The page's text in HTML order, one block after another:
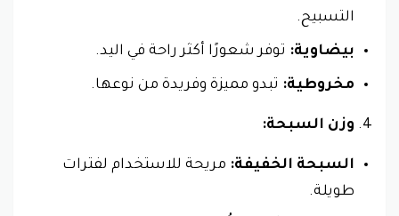
التسبيح.
بيضاوية: توفر شعورًا أكثر راحة في اليد.
مخروطية: تبدو مميزة وفريدة من نوعها.
وزن السبحة:
السبحة الخفيفة: مريحة للاستخدام لفترات
طويلة.